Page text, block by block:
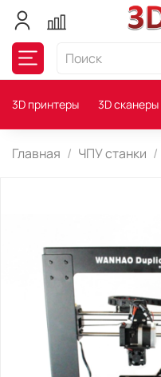
3D принтеры 3D сканеры
Главная ЧПУ станки